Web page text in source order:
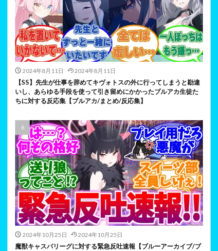
2024年8月11日 2024年8月11日
【SS】先生が仕事を辞めてキヴォトスの外に行ってしまうと勘違
いし、あらゆる手段を使って引き留めにかかったブルアカ生徒た
ちに対する反応集【ブルアカ/まとめ/反応集】
2024年10月25日 2024年10月25日
魔獣キャスパリーグに対する緊急反吐速報【ブルーアーカイブ/ブ